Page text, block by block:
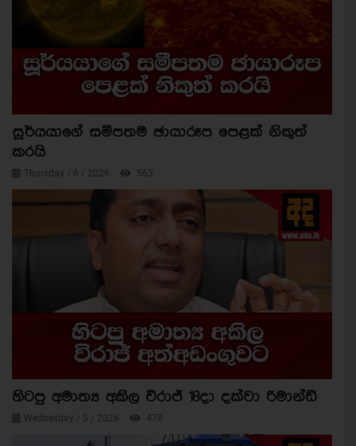
සූර්යයාගේ සමීපතම ඡායාරූප පෙළක් නිකුත්
කරයි
Thursday / 6 / 2026 563
හිටපු අමාත්‍ය අකිල විරාජ් 18දා දක්වා රිමාන්ඩ්
Wednesday / 5 / 2026 478